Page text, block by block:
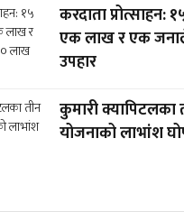
करदाता प्रोत्साहन:
एक लाख र एक
उपहार
कुमारी क्यापिटलका
योजनाको लाभांश